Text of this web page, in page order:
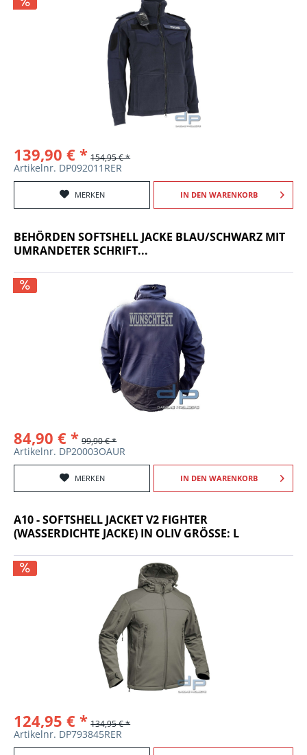
139,90 € * 154,95 € *
Artikelnr. DP092011RER
MERKEN IN DEN WARENKORB
BEHÖRDEN SOFTSHELL JACKE BLAU/SCHWARZ MIT
UMRANDETER SCHRIFT...
84,90 € * 99,90 € *
Artikelnr. DP20003OAUR
MERKEN IN DEN WARENKORB
A10 - SOFTSHELL JACKET V2 FIGHTER
(WASSERDICHTE JACKE) IN OLIV GRÖSSE: L
124,95 € * 134,95 € *
Artikelnr. DP793845RER